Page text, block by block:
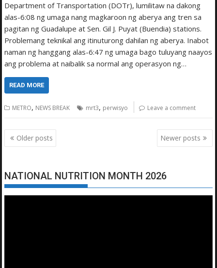
Department of Transportation (DOTr), lumilitaw na dakong
alas-6:08 ng umaga nang magkaroon ng aberya ang tren sa
pagitan ng Guadalupe at Sen. Gil J. Puyat (Buendia) stations.
Problemang teknikal ang itinuturong dahilan ng aberya. Inabot
naman ng hanggang alas-6:47 ng umaga bago tuluyang naayos
ang problema at naibalik sa normal ang operasyon ng…
READ MORE
METRO, NEWS BREAK mrt3, perwisyo Leave a comment
Posts
navigation
Older posts Newer posts
NATIONAL NUTRITION MONTH 2026